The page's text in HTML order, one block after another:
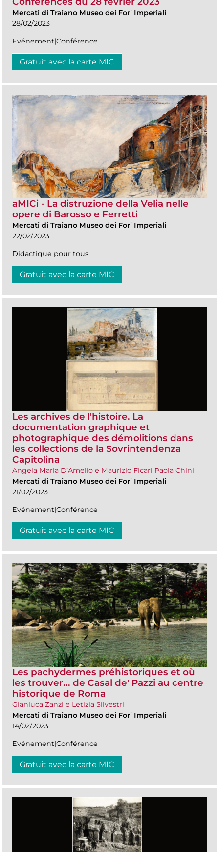
Mercati di Traiano Museo dei Fori Imperiali
28/02/2023
Evénement|Conférence
Gratuit avec la carte MIC
aMICi - La distruzione della Velia nelle
opere di Barosso e Ferretti
Mercati di Traiano Museo dei Fori Imperiali
22/02/2023
Didactique pour tous
Gratuit avec la carte MIC
Les archives de l'histoire. La
documentation graphique et
photographique des démolitions dans
les collections de la Sovrintendenza
Capitolina
Angela Maria D’Amelio e Maurizio Ficari Paola Chini
Mercati di Traiano Museo dei Fori Imperiali
21/02/2023
Evénement|Conférence
Gratuit avec la carte MIC
Les pachydermes préhistoriques et où
les trouver... de Casal de' Pazzi au centre
historique de Roma
Gianluca Zanzi e Letizia Silvestri
Mercati di Traiano Museo dei Fori Imperiali
14/02/2023
Evénement|Conférence
Gratuit avec la carte MIC